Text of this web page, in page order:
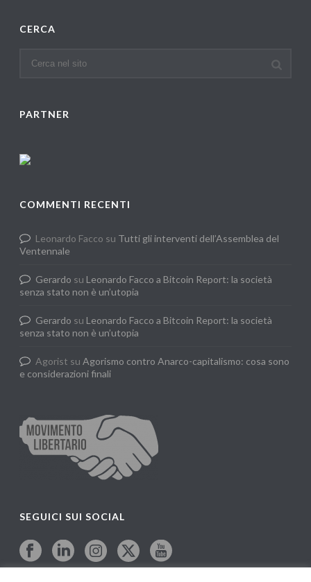
CERCA
PARTNER
COMMENTI RECENTI
Leonardo Facco su Tutti gli interventi dell’Assemblea del
Ventennale
Gerardo su Leonardo Facco a Bitcoin Report: la società
senza stato non è un’utopia
Gerardo su Leonardo Facco a Bitcoin Report: la società
senza stato non è un’utopia
Agorist suAgorismo contro Anarco-capitalismo: cosa sono
e considerazioni finali
SEGUICI SUI SOCIAL